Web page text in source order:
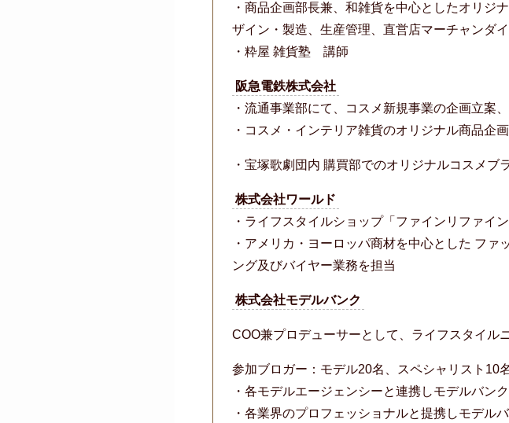
・商品企画部長兼、和雑貨を中心としたオリジ
ザイン・製造、生産管理、直営店マーチャンダ
・粋屋 雑貨塾 講師
阪急電鉄株式会社
・流通事業部にて、コスメ新規事業の企画立案
・コスメ・インテリア雑貨のオリジナル商品企
・宝塚歌劇団内 購買部でのオリジナルコスメブ
株式会社ワールド
・ライフスタイルショップ「ファインリファイ
・アメリカ・ヨーロッパ商材を中心とした フ
ング及びバイヤー業務を担当
株式会社モデルバンク
COO兼プロデューサーとして、ライフスタイル
参加ブロガー：モデル20名、スペシャリスト10
・各モデルエージェンシーと連携しモデルバン
・各業界のプロフェッショナルと提携しモデル